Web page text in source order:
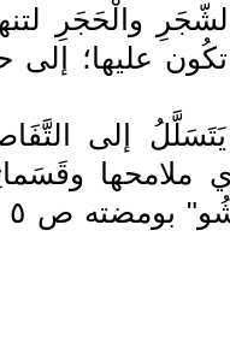
الشّجَرِ والْحَجَرِ
عليها؛ إلى
إلى